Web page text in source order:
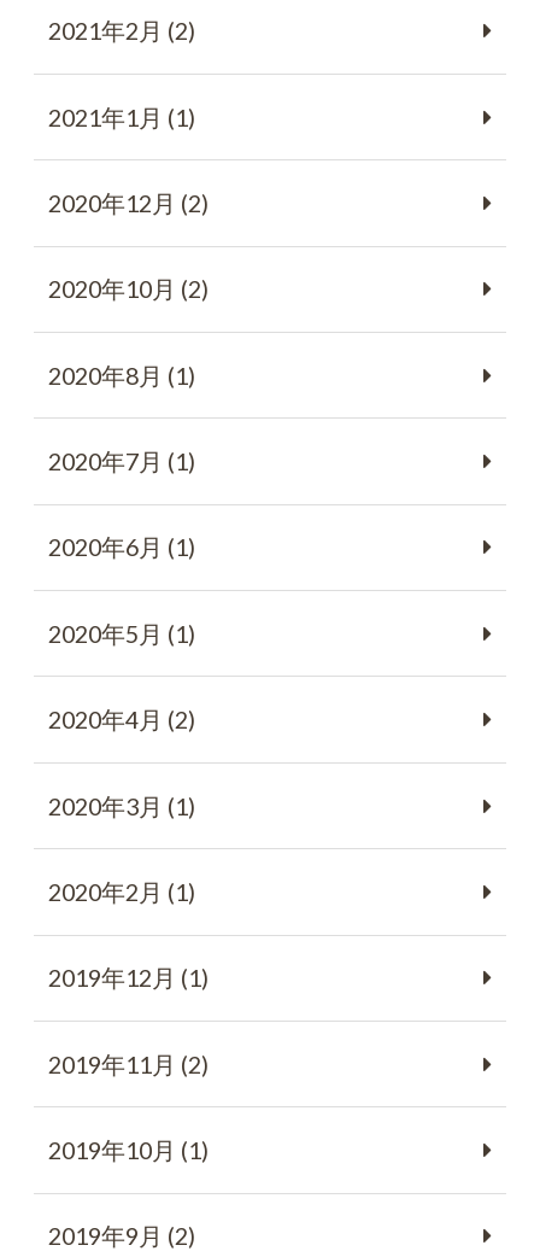
2021年2月 (2)
2021年1月 (1)
2020年12月 (2)
2020年10月 (2)
2020年8月 (1)
2020年7月 (1)
2020年6月 (1)
2020年5月 (1)
2020年4月 (2)
2020年3月 (1)
2020年2月 (1)
2019年12月 (1)
2019年11月 (2)
2019年10月 (1)
2019年9月 (2)